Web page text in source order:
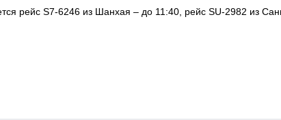
рейс S7-6246 из Шанхая – до 11:40, рейс SU-2982 из